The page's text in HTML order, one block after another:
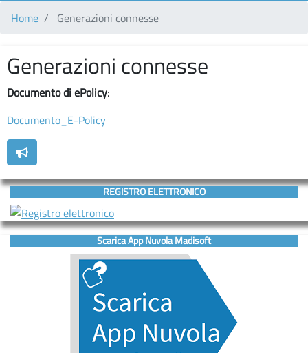
SCUOLA
ITALO
CALVINO
SCUOLA
PRIMARIA
Comunicazioni
MODULISTICA
COUNSELING/SPORTELLO
D’ASCOLTO
ORIENTAMENTO
INCLUSIONE
Home Generazioni connesse
Generazioni connesse
Documento di ePolicy:
Documento_E-Policy
REGISTRO ELETTRONICO
Scarica App Nuvola Madisoft